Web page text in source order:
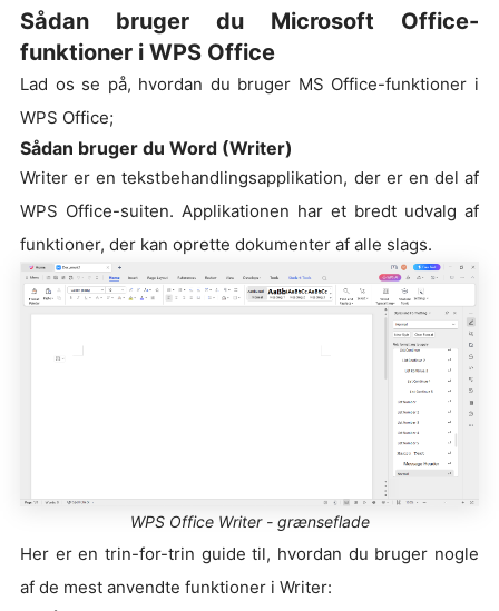
Sådan bruger du Microsoft Office-
funktioner i WPS Office
Lad os se på, hvordan du bruger MS Office-funktioner i
WPS Office;
Sådan bruger du Word (Writer)
Writer er en tekstbehandlingsapplikation, der er en del af
WPS Office-suiten. Applikationen har et bredt udvalg af
funktioner, der kan oprette dokumenter af alle slags.
WPS Office Writer - grænseflade
Her er en trin-for-trin guide til, hvordan du bruger nogle
af de mest anvendte funktioner i Writer: